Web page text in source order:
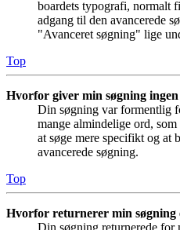
boardets typografi, normalt
adgang til den avancerede
"Avanceret søgning" lige
Top
Hvorfor giver min søgning
Din søgning var formentlig
mange almindelige ord,
at søge mere specifikt og at
avancerede søgning.
Top
Hvorfor returnerer min søgning
Din søgning returnerede for